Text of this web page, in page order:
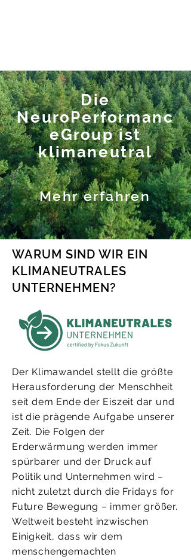
Die
NeuroPerformanc
eGroup ist
klimaneutral
Mehr erfahren
WARUM SIND WIR EIN
KLIMANEUTRALES
UNTERNEHMEN?
Der Klimawandel stellt die größte
Herausforderung der Menschheit
seit dem Ende der Eiszeit dar und
ist die prägende Aufgabe unserer
Zeit. Die Folgen der
Erderwärmung werden immer
spürbarer und der Druck auf
Politik und Unternehmen wird –
nicht zuletzt durch die Fridays for
Future Bewegung – immer größer.
Weltweit besteht inzwischen
Einigkeit, dass wir dem
menschengemachten